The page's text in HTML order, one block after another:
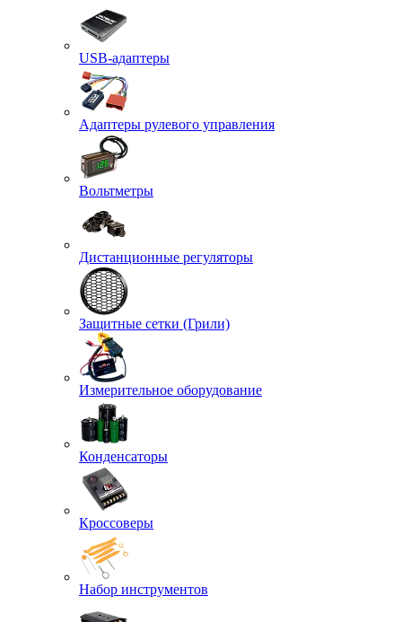
USB-адаптеры
Адаптеры рулевого управления
Вольтметры
Дистанционные регуляторы
Защитные сетки (Грили)
Измерительное оборудование
Конденсаторы
Кроссоверы
Набор инструментов